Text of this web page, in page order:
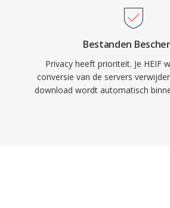
Bestanden
Privacy heeft prioriteit. Je HEIF
conversie van de servers
download wordt automatisch